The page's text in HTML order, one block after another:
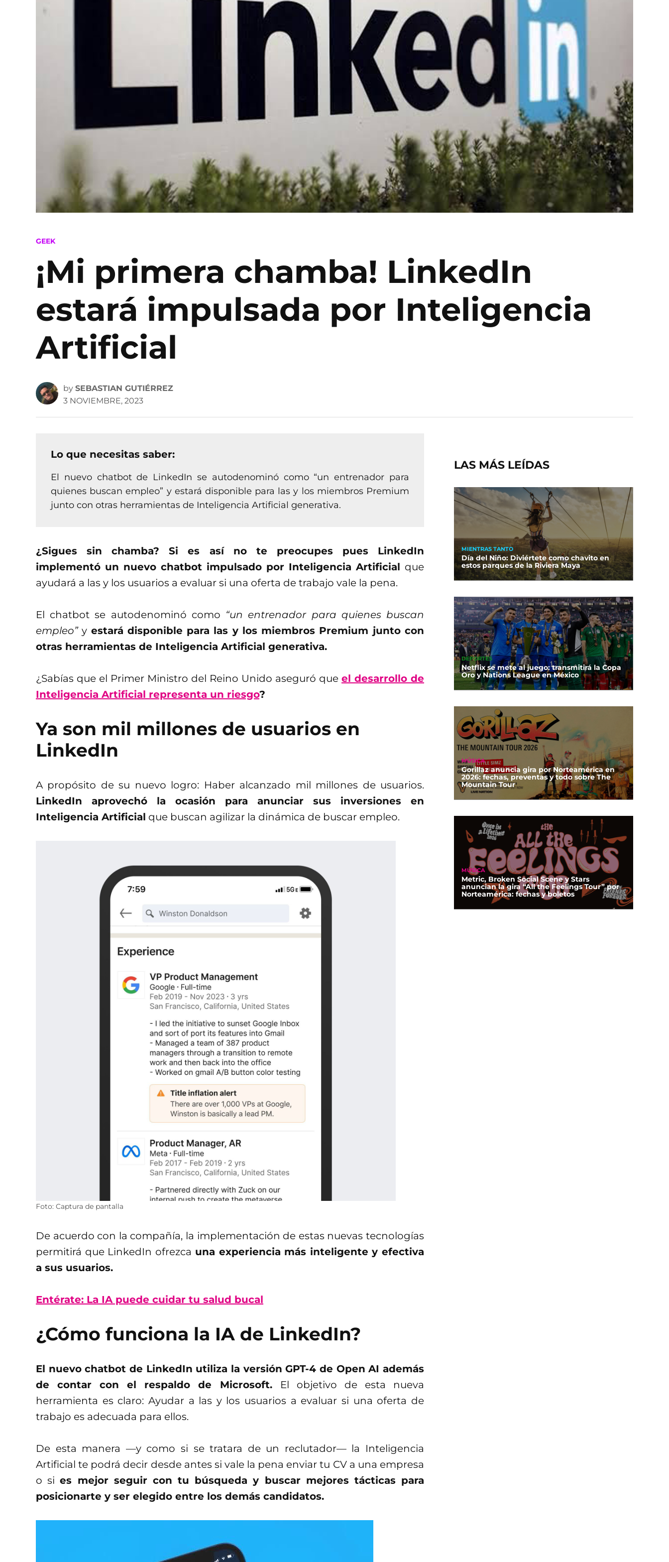
POSTED
GEEK
¡Mi primera chamba! LinkedIn
estará impulsada por Inteligencia
Artificial
by SEBASTIAN GUTIÉRREZ
3 NOVIEMBRE, 2023
Lo que necesitas saber:
El nuevo chatbot de LinkedIn se autodenominó como “un entrenador para
quienes buscan empleo” y estará disponible para las y los miembros Premium
junto con otras herramientas de Inteligencia Artificial generativa.
¿Sigues sin chamba? Si es así no te preocupes pues LinkedIn
implementó un nuevo chatbot impulsado por Inteligencia Artificial que
ayudará a las y los usuarios a evaluar si una oferta de trabajo vale la pena.
El chatbot se autodenominó como “un entrenador para quienes buscan
empleo”y estará disponible para las y los miembros Premium junto con
otras herramientas de Inteligencia Artificial generativa.
¿Sabías que el Primer Ministro del Reino Unido aseguró que el desarrollo de
Inteligencia Artificial representa un riesgo?
Ya son mil millones de usuarios en
LinkedIn
A propósito de su nuevo logro: Haber alcanzado mil millones de usuarios.
LinkedIn aprovechó la ocasión para anunciar sus inversiones en
Inteligencia Artificial que buscan agilizar la dinámica de buscar empleo.
Foto: Captura de pantalla
De acuerdo con la compañía, la implementación de estas nuevas tecnologías
permitirá que LinkedIn ofrezca una experiencia más inteligente y efectiva
a sus usuarios.
Entérate: La IA puede cuidar tu salud bucal
¿Cómo funciona la IA de LinkedIn?
El nuevo chatbot de LinkedIn utiliza la versión GPT-4 de Open AI además
de contar con el respaldo de Microsoft. El objetivo de esta nueva
herramienta es claro: Ayudar a las y los usuarios a evaluar si una oferta de
trabajo es adecuada para ellos.
De esta manera —y como si se tratara de un reclutador— la Inteligencia
Artificial te podrá decir desde antes si vale la pena enviar tu CV a una empresa
o sies mejor seguir con tu búsqueda y buscar mejores tácticas para
posicionarte y ser elegido entre los demás candidatos.
LAS MÁS LEÍDAS
MIENTRAS TANTO
Día del Niño: Diviértete como chavito en
estos parques de la Riviera Maya
DEPORTES
Netflix se mete al juego: transmitirá la Copa
Oro y Nations League en México
MÚSICA
Gorillaz anuncia gira por Norteamérica en
2026: fechas, preventas y todo sobre The
Mountain Tour
MÚSICA
Metric, Broken Social Scene y Stars
anuncian la gira “All the Feelings Tour” por
Norteamérica: fechas y boletos